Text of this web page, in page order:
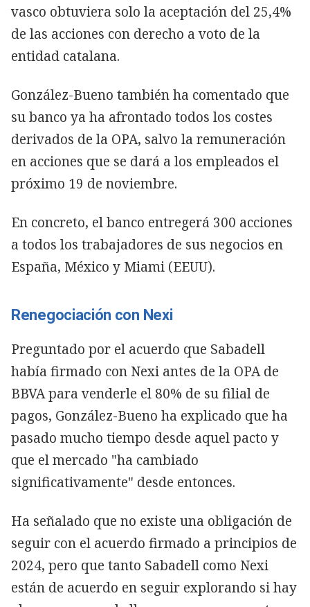
vasco obtuviera solo la aceptación del 25,4%
de las acciones con derecho a voto de la
entidad catalana.
González-Bueno también ha comentado que
su banco ya ha afrontado todos los costes
derivados de la OPA, salvo la remuneración
en acciones que se dará a los empleados el
próximo 19 de noviembre.
En concreto, el banco entregerá 300 acciones
a todos los trabajadores de sus negocios en
España, México y Miami (EEUU).
Renegociación con Nexi
Preguntado por el acuerdo que Sabadell
había firmado con Nexi antes de la OPA de
BBVA para venderle el 80% de su filial de
pagos, González-Bueno ha explicado que ha
pasado mucho tiempo desde aquel pacto y
que el mercado "ha cambiado
significativamente" desde entonces.
Ha señalado que no existe una obligación de
seguir con el acuerdo firmado a principios de
2024, pero que tanto Sabadell como Nexi
están de acuerdo en seguir explorando si hay